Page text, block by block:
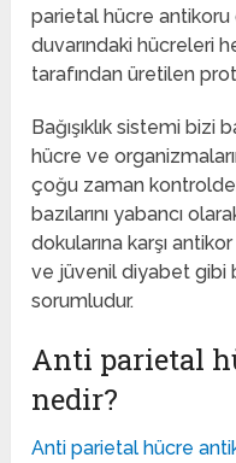
parietal hücre antikoru
duvarındaki hücreleri
tarafından üretilen
Bağışıklık sistemi bizi
hücre ve
çoğu zaman
bazılarını yabancı
dokularına karşı
ve jüvenil diyabet gibi
sorumludur.
Anti parietal
nedir?
Anti parietal hücre